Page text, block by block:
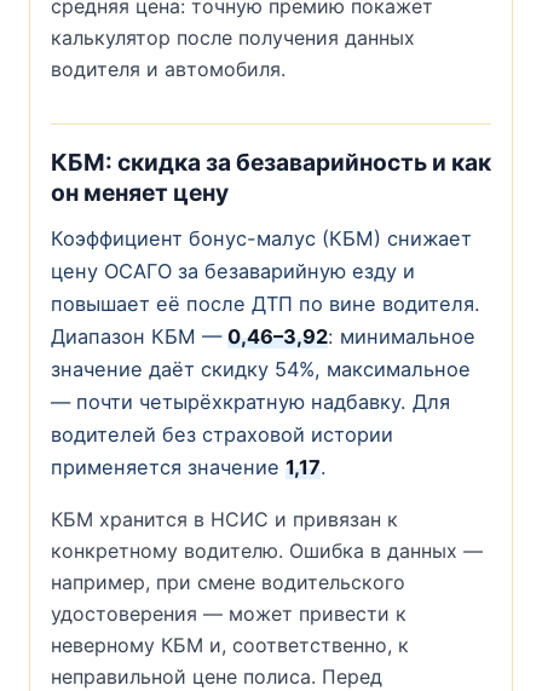
средняя цена: точную премию покажет
калькулятор после получения данных
водителя и автомобиля.
КБМ: скидка за безаварийность и как
он меняет цену
Коэффициент бонус-малус (КБМ) снижает
цену ОСАГО за безаварийную езду и
повышает её после ДТП по вине водителя.
Диапазон КБМ — 0,46–3,92: минимальное
значение даёт скидку 54%, максимальное
— почти четырёхкратную надбавку. Для
водителей без страховой истории
применяется значение 1,17.
КБМ хранится в НСИС и привязан к
конкретному водителю. Ошибка в данных —
например, при смене водительского
удостоверения — может привести к
неверному КБМ и, соответственно, к
неправильной цене полиса. Перед